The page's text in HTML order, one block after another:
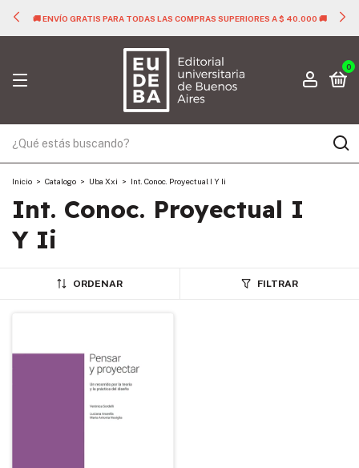
🚚 ENVÍO GRATIS PARA TODAS LAS COMPRAS SUPERIORES A $ 40.000 🚚
0
Inicio > Catalogo > Uba Xxi > Int. Conoc. Proyectual I Y Ii
Int. Conoc. Proyectual I
Y Ii
ORDENAR FILTRAR